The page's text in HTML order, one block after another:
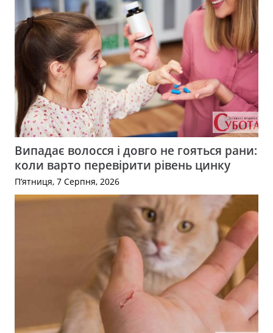
Випадає волосся і довго не гояться рани:
коли варто перевірити рівень цинку
П’ятниця, 7 Серпня, 2026